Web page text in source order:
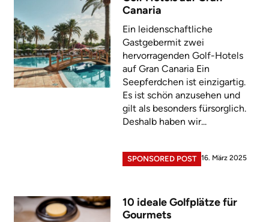
Canaria
Ein leidenschaftliche
Gastgebermit zwei
hervorragenden Golf-Hotels
auf Gran Canaria Ein
Seepferdchen ist einzigartig.
Es ist schön anzusehen und
gilt als besonders fürsorglich.
Deshalb haben wir...
SPONSORED POST 16. März 2025
10 ideale Golfplätze für
Gourmets